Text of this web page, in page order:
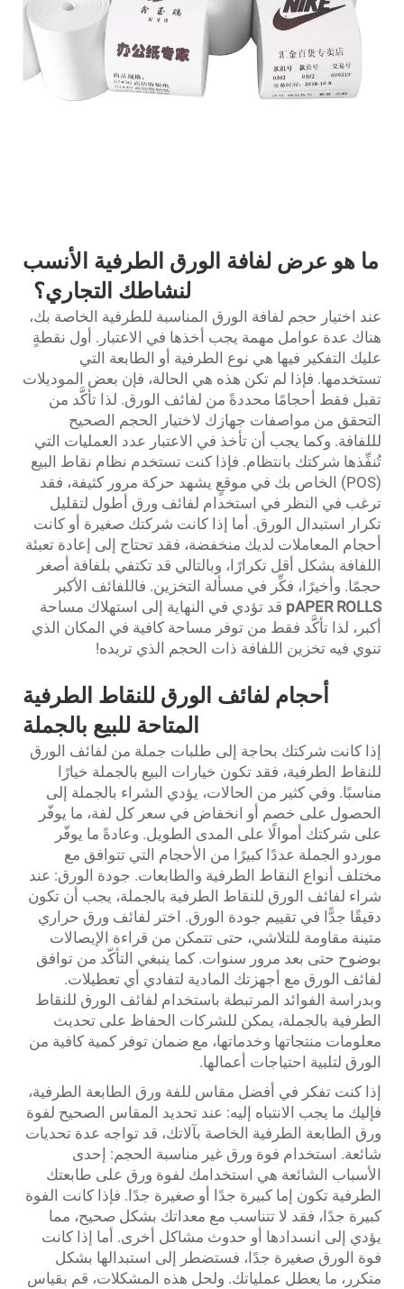
ما هو عرض لفافة الورق الطرفية الأنسب
لنشاطك التجاري؟
عند اختيار حجم لفافة الورق المناسبة للطرفية الخاصة بك،
هناك عدة عوامل مهمة يجب أخذها في الاعتبار. أول نقطةٍ
عليك التفكير فيها هي نوع الطرفية أو الطابعة التي
تستخدمها. فإذا لم تكن هذه هي الحالة، فإن بعض الموديلات
تقبل فقط أحجامًا محددةً من لفائف الورق. لذا تأكَّد من
التحقق من مواصفات جهازك لاختيار الحجم الصحيح
لللفافة. وكما يجب أن تأخذ في الاعتبار عدد العمليات التي
تُنفِّذها شركتك بانتظام. فإذا كنت تستخدم نظام نقاط البيع
(POS) الخاص بك في موقعٍ يشهد حركة مرور كثيفة، فقد
ترغب في النظر في استخدام لفائف ورق أطول لتقليل
تكرار استبدال الورق. أما إذا كانت شركتك صغيرة أو كانت
أحجام المعاملات لديك منخفضة، فقد تحتاج إلى إعادة تعبئة
اللفافة بشكل أقل تكرارًا، وبالتالي قد تكتفي بلفافة أصغر
حجمًا. وأخيرًا، فكِّر في مسألة التخزين. فاللفائف الأكبر
pAPER ROLLS قد تؤدي في النهاية إلى استهلاك مساحة
أكبر، لذا تأكَّد فقط من توفر مساحة كافية في المكان الذي
تنوي فيه تخزين اللفافة ذات الحجم الذي تريده!
أحجام لفائف الورق للنقاط الطرفية
المتاحة للبيع بالجملة
إذا كانت شركتك بحاجة إلى طلبات جملة من لفائف الورق
للنقاط الطرفية، فقد تكون خيارات البيع بالجملة خيارًا
مناسبًا. وفي كثير من الحالات، يؤدي الشراء بالجملة إلى
الحصول على خصم أو انخفاض في سعر كل لفة، ما يوفّر
على شركتك أموالًا على المدى الطويل. وعادةً ما يوفّر
موردو الجملة عددًا كبيرًا من الأحجام التي تتوافق مع
مختلف أنواع النقاط الطرفية والطابعات. جودة الورق: عند
شراء لفائف الورق للنقاط الطرفية بالجملة، يجب أن تكون
دقيقًا جدًّا في تقييم جودة الورق. اختر لفائف ورق حراري
متينة مقاومة للتلاشي، حتى تتمكن من قراءة الإيصالات
بوضوح حتى بعد مرور سنوات. كما ينبغي التأكّد من توافق
لفائف الورق مع أجهزتك المادية لتفادي أي تعطيلات.
وبدراسة الفوائد المرتبطة باستخدام لفائف الورق للنقاط
الطرفية بالجملة، يمكن للشركات الحفاظ على تحديث
معلومات منتجاتها وخدماتها، مع ضمان توفر كمية كافية من
الورق لتلبية احتياجات أعمالها.
إذا كنت تفكر في أفضل مقاس للفة ورق الطابعة الطرفية،
فإليك ما يجب الانتباه إليه: عند تحديد المقاس الصحيح لفوة
ورق الطابعة الطرفية الخاصة بآلاتك، قد تواجه عدة تحديات
شائعة. استخدام فوة ورق غير مناسبة الحجم: إحدى
الأسباب الشائعة هي استخدامك لفوة ورق على طابعتك
الطرفية تكون إما كبيرة جدًا أو صغيرة جدًا. فإذا كانت الفوة
كبيرة جدًا، فقد لا تتناسب مع معداتك بشكل صحيح، مما
يؤدي إلى انسدادها أو حدوث مشاكل أخرى. أما إذا كانت
فوة الورق صغيرة جدًا، فستضطر إلى استبدالها بشكل
متكرر، ما يعطل عملياتك. ولحل هذه المشكلات، قم بقياس